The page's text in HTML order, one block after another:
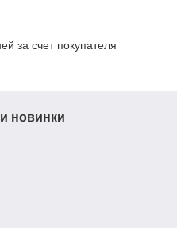
за счет покупателя
новинки